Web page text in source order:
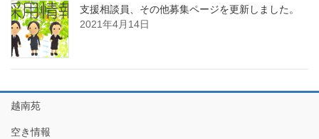
支援相談員、その他募集ページを更新しました。
2021年4月14日
越南苑
空き情報